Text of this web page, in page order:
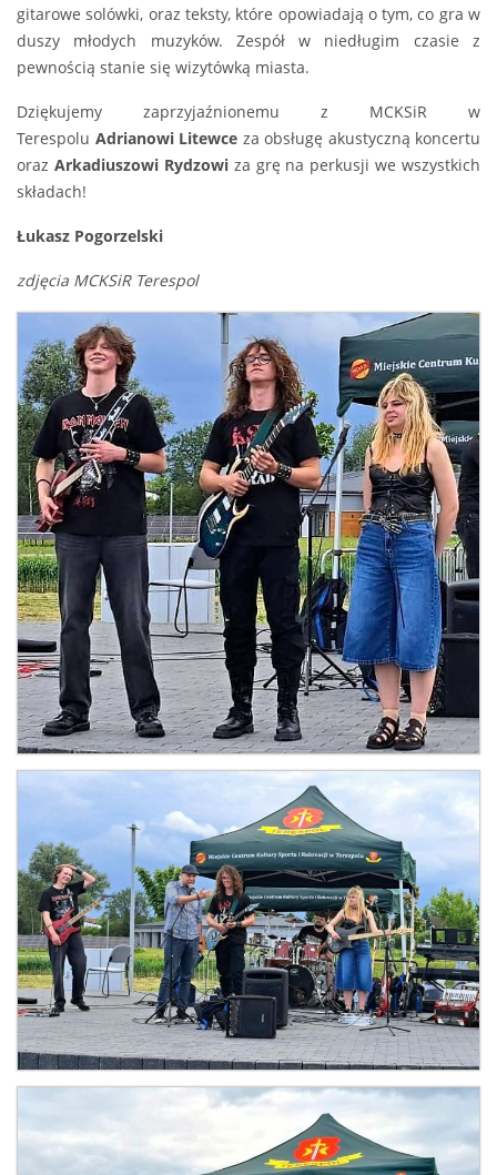
gitarowe solówki, oraz teksty, które opowiadają o tym, co gra w
duszy młodych muzyków. Zespół w niedługim czasie z
pewnością stanie się wizytówką miasta.
Dziękujemy zaprzyjaźnionemu z MCKSiR w
Terespolu Adrianowi Litewce za obsługę akustyczną koncertu
oraz Arkadiuszowi Rydzowiza grę na perkusji we wszystkich
składach!
Łukasz Pogorzelski
zdjęcia MCKSiR Terespol